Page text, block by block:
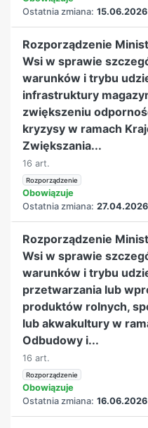
Ostatnia zmiana: 15.06.2026
Rozporządzenie
Wsi w sprawie
warunków i trybu
infrastruktury
zwiększeniu
kryzysy w ramach
Zwiększania...
16 art.
Rozporządzenie
Obowiązuje
Ostatnia zmiana: 27.04.2026
Rozporządzenie
Wsi w sprawie
warunków i trybu
przetwarzania lub
produktów rolnych,
lub akwakultury w
Odbudowy i...
16 art.
Rozporządzenie
Obowiązuje
Ostatnia zmiana: 16.06.2026